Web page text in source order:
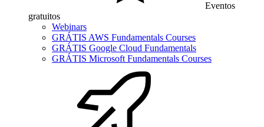
Eventos
gratuitos
Webinars
GRÁTIS AWS Fundamentals Courses
GRÁTIS Google Cloud Fundamentals
GRÁTIS Microsoft Fundamentals Courses